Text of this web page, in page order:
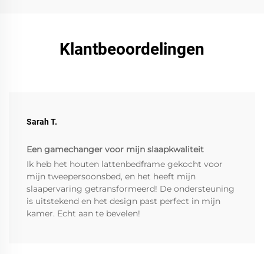
Klantbeoordelingen
Sarah T.
Een gamechanger voor mijn slaapkwaliteit
Ik heb het houten lattenbedframe gekocht voor
mijn tweepersoonsbed, en het heeft mijn
slaapervaring getransformeerd! De ondersteuning
is uitstekend en het design past perfect in mijn
kamer. Echt aan te bevelen!